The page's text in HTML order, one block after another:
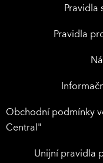
Pravidla
Pravidla
Obchodní podmínky
Central"
Unijní pravidla